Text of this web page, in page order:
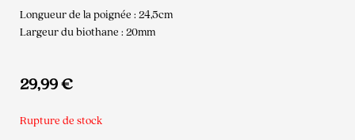
Longueur de la poignée : 24,5cm
Largeur du biothane : 20mm
29,99€
Rupture de stock